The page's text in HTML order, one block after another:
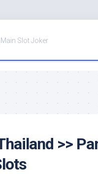
Slot Joker
>>